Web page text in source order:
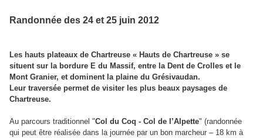
Randonnée des 24 et 25 juin 2012
Les hauts plateaux de Chartreuse « Hauts de Chartreuse » se
situent sur la bordure E du Massif, entre la Dent de Crolles et le
Mont Granier, et dominent la plaine du Grésivaudan.
Leur traversée permet de visiter les plus beaux paysages de
Chartreuse.
Au parcours traditionnel "Col du Coq - Col de l’Alpette" (randonnée
qui peut être réalisée dans la journée par un bon marcheur – 18 km à